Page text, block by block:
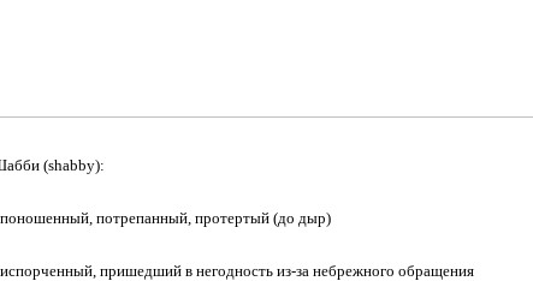
(shabby):
потрепанный, протертый (до дыр)
пришедший в негодность из-за небрежного обращения